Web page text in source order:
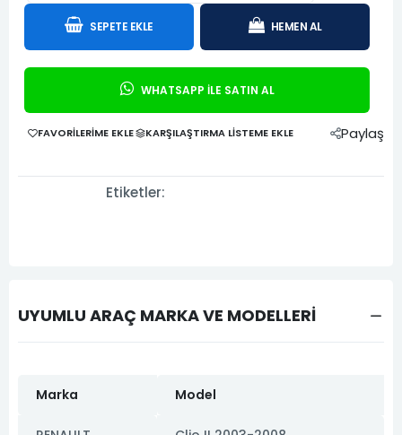
SEPETE EKLE HEMEN AL
WHATSAPP İLE SATIN AL
FAVORILERIME EKLE KARŞILAŞTIRMA LISTEME EKLE Paylaş
Etiketler:
UYUMLU ARAÇ MARKA VE MODELLERİ
Marka Model